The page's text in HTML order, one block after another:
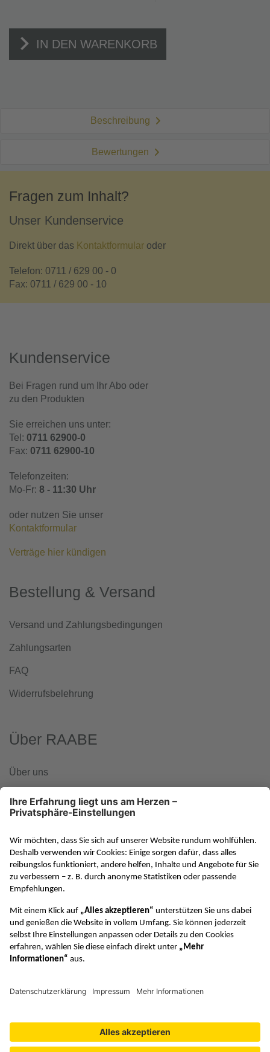
IN DEN WARENKORB
Beschreibung
Bewertungen
Fragen zum Inhalt?
Unser Kundenservice
Direkt über das Kontaktformular oder
Telefon: 0711 / 629 00 - 0
Fax: 0711 / 629 00 - 10
Kundenservice
Bei Fragen rund um Ihr Abo oder
zu den Produkten
Sie erreichen uns unter:
Tel: 0711 62900-0
Fax: 0711 62900-10
Telefonzeiten:
Mo-Fr: 8 - 11:30 Uhr
oder nutzen Sie unser
Kontaktformular
Verträge hier kündigen
Bestellung & Versand
Versand und Zahlungsbedingungen
Zahlungsarten
FAQ
Widerrufsbelehrung
Über RAABE
Über uns
RAABE in den sozialen Medien
VERTRAG WIDERRUFEN
Datenschutzeinstellungen Barrierefreiheit Lizenzbedingungen